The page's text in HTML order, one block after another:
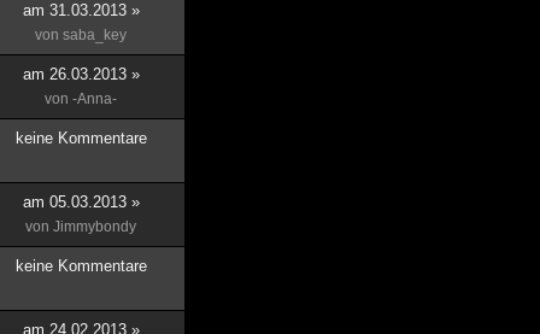
am 31.03.2013 »
von saba_key
am 26.03.2013 »
von -Anna-
keine Kommentare
am 05.03.2013 »
von Jimmybondy
keine Kommentare
am 24.02.2013 »